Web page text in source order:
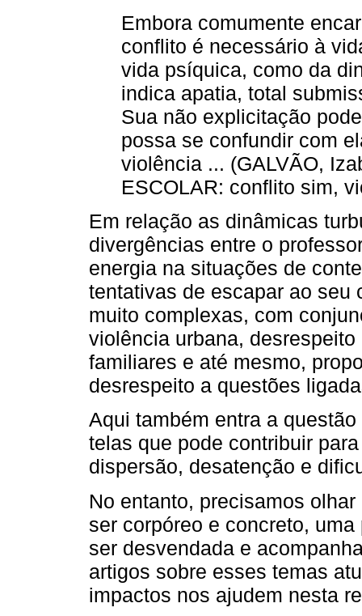
Embora comumente
conflito é necessário à
vida psíquica, como da
indica apatia, total
Sua não explicitação
possa se confundir com
violência ... (GALVÃO,
ESCOLAR: conflito sim,
Em relação as dinâmicas
divergências entre o
energia na situações de
tentativas de escapar ao seu
muito complexas, com
violência urbana,
familiares e até mesmo,
desrespeito a questões
Aqui também entra a
telas que pode contribuir
dispersão, desatenção e
No entanto, precisamos
ser corpóreo e concreto,
ser desvendada e
artigos sobre esses temas
impactos nos ajudem nesta